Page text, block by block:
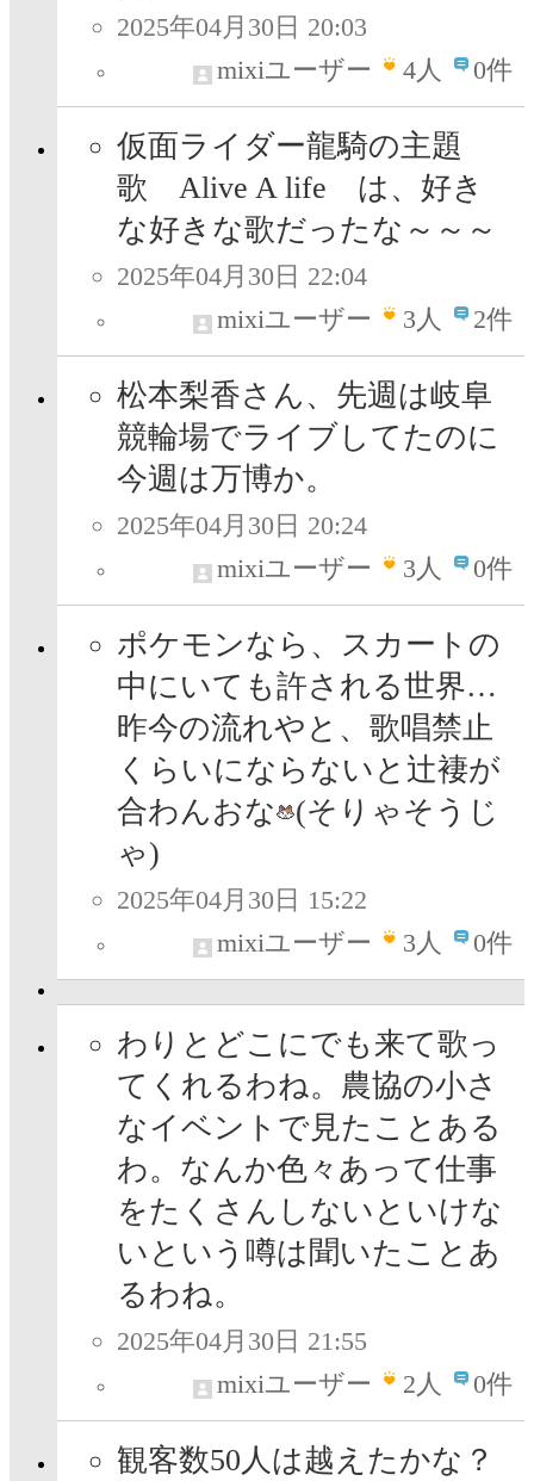
2025年04月30日 20:03
mixiユーザー
4人 0件
仮面ライダー龍騎の主題
歌 Alive A life は、好き
な好きな歌だったな～～～
2025年04月30日 22:04
mixiユーザー
3人 2件
松本梨香さん、先週は岐阜
競輪場でライブしてたのに
今週は万博か。
2025年04月30日 20:24
mixiユーザー
3人 0件
ポケモンなら、スカートの
中にいても許される世界…
昨今の流れやと、歌唱禁止
くらいにならないと辻褄が
合わんおな
(そりゃそうじ
ゃ)
2025年04月30日 15:22
mixiユーザー
3人 0件
わりとどこにでも来て歌っ
てくれるわね。農協の小さ
なイベントで見たことある
わ。なんか色々あって仕事
をたくさんしないといけな
いという噂は聞いたことあ
るわね。
2025年04月30日 21:55
mixiユーザー
2人 0件
観客数50人は越えたかな？